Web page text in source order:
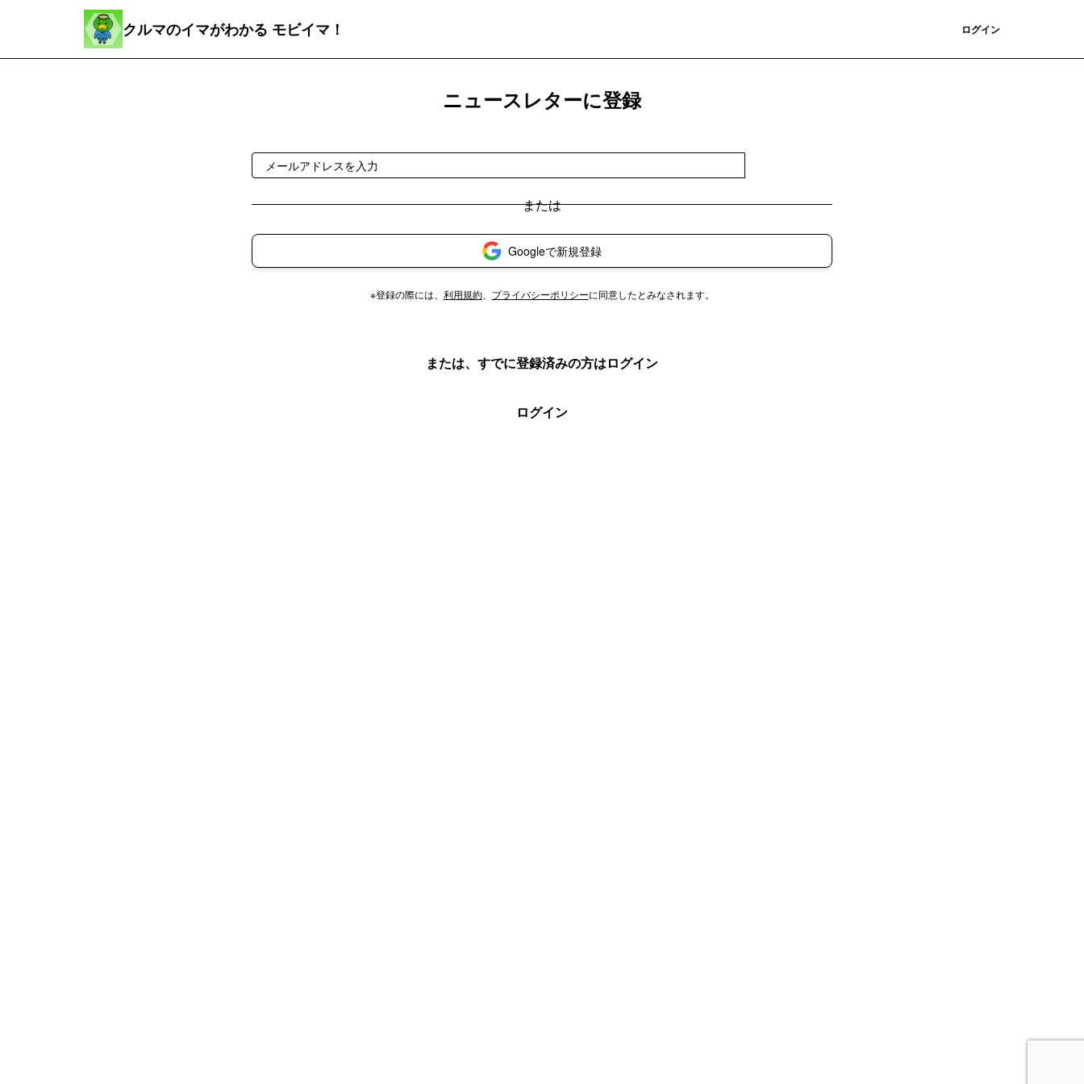
クルマのイマがわかる モビイマ！ ログイン
ニュースレターに登録
Googleで新規登録
※登録の際には、 利用規約、 プライバシーポリシーに同意したとみなされます。
または、すでに登録済みの方はログイン
ログイン